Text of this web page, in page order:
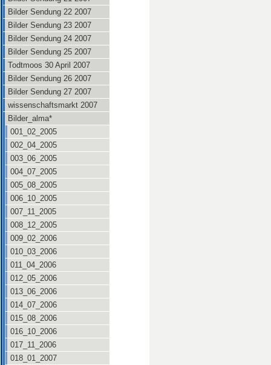
Bilder Sendung 22 2007
Bilder Sendung 23 2007
Bilder Sendung 24 2007
Bilder Sendung 25 2007
Todtmoos 30 April 2007
Bilder Sendung 26 2007
Bilder Sendung 27 2007
wissenschaftsmarkt 2007
Bilder_alma*
001_02_2005
002_04_2005
003_06_2005
004_07_2005
005_08_2005
006_10_2005
007_11_2005
008_12_2005
009_02_2006
010_03_2006
011_04_2006
012_05_2006
013_06_2006
014_07_2006
015_08_2006
016_10_2006
017_11_2006
018_01_2007